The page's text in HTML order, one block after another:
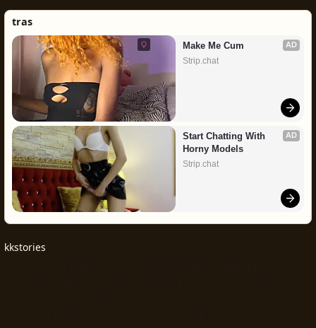
tras
AD
Make Me Cum
Strip.chat
AD
Start Chatting With
Horny Models
Strip.chat
kkstories